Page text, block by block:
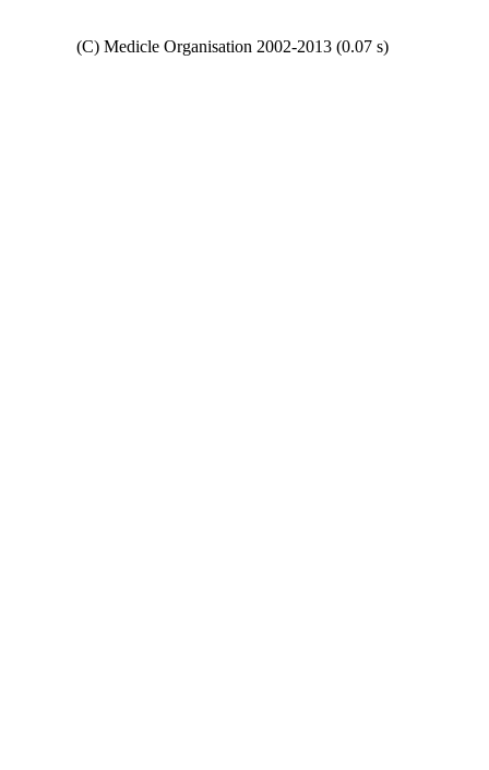
(C) Medicle Organisation 2002-2013 (0.07 s)